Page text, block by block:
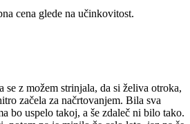
cena glede na učinkovitost.
se z možem strinjala, da si želiva otroka,
začela za načrtovanjem. Bila sva
bo uspelo takoj, a še zdaleč ni bilo tako.